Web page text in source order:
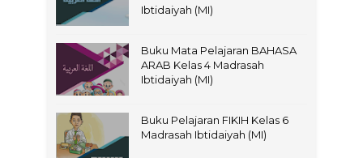
Ibtidaiyah (MI)
Buku Mata Pelajaran BAHASA
ARAB Kelas 4 Madrasah
Ibtidaiyah (MI)
Buku Pelajaran FIKIH Kelas 6
Madrasah Ibtidaiyah (MI)